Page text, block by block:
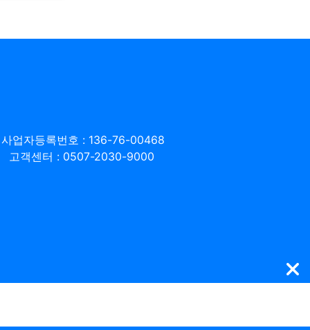
사업자등록번호 : 136-76-00468
고객센터 : 0507-2030-9000